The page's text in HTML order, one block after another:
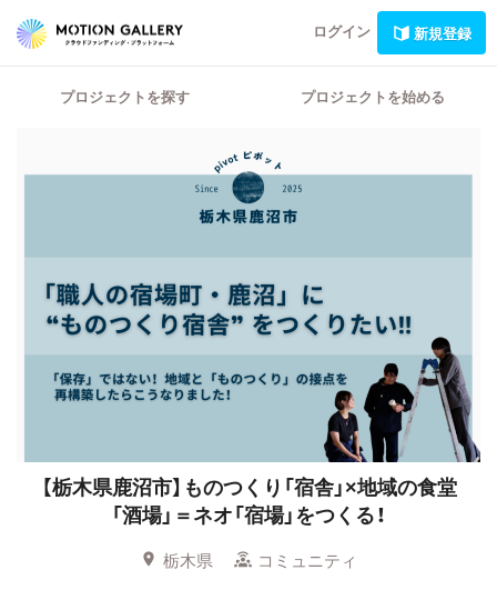
ログイン 新規登録
プロジェクトを探す プロジェクトを始める
【栃木県鹿沼市】ものつくり「宿舎」×地域の食堂
「酒場」＝ネオ「宿場」をつくる！
栃木県
コミュニティ